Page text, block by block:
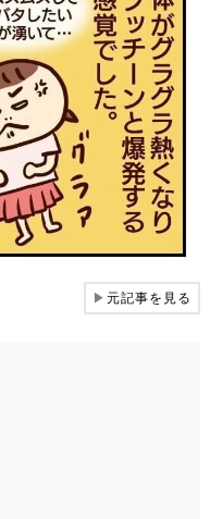
▶元記事を見る